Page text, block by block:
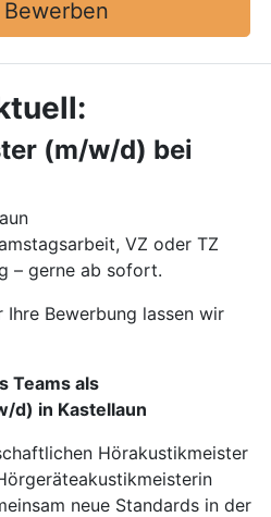
(m/w/d) bei
VZ oder TZ
– gerne ab sofort.
Ihre Bewerbung lassen wir
Teams als
d) in Kastellaun
Hörakustikmeister
neue Standards in der